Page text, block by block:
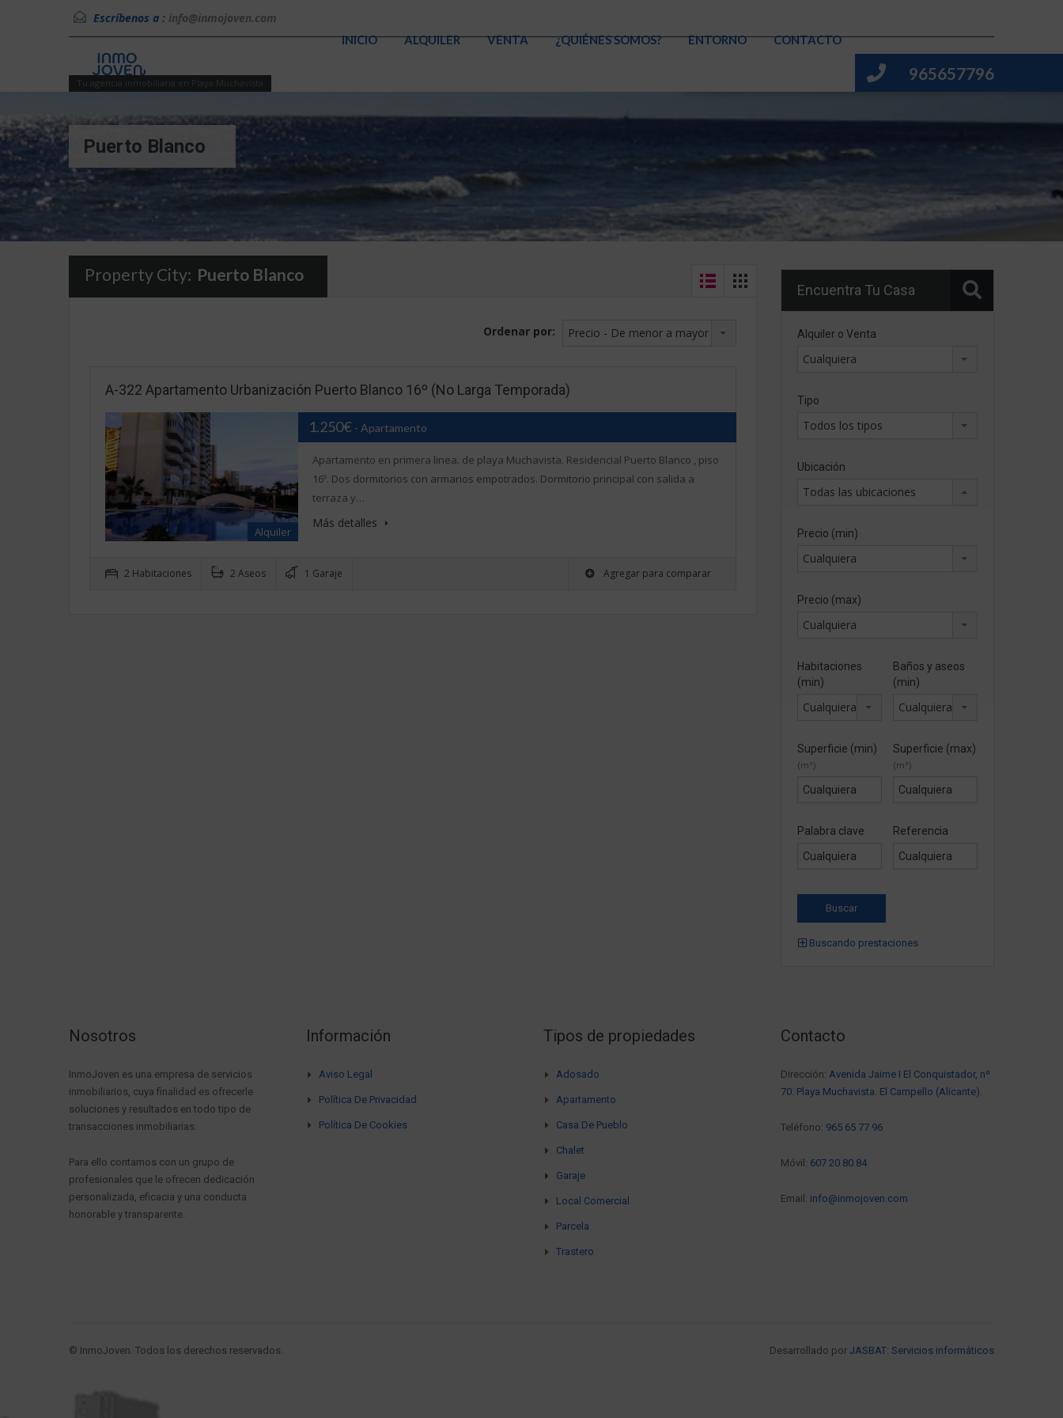
Escríbenos a : info@inmojoven.com
Tu agencia inmobiliaria en Playa Muchavista 965657796
INICIO ALQUILER VENTA ¿QUIÉNES SOMOS? ENTORNO CONTACTO
Puerto Blanco
Property City: Puerto Blanco
Ordenar por: Precio - De menor a mayor
A-322 Apartamento Urbanización Puerto Blanco 16º (No Larga Temporada)
Alquiler
1.250€ - Apartamento
Apartamento en primera linea. de playa Muchavista. Residencial Puerto Blanco , piso
16º. Dos dormitorios con armarios empotrados. Dormitorio principal con salida a
terraza y…
Más detalles
2 Habitaciones 2 Aseos 1 Garaje Agregar para comparar
Encuentra Tu Casa
Alquiler o Venta
Cualquiera
Tipo
Todos los tipos
Ubicación
Todas las ubicaciones
Precio (min)
Cualquiera
Precio (max)
Cualquiera
Habitaciones
(min)
Cualquiera
Baños y aseos
(min)
Cualquiera
Superficie (min)
(m²)
Superficie (max)
(m²)
Palabra clave Referencia
Buscando prestaciones
Nosotros
InmoJoven es una empresa de servicios
inmobiliarios, cuya finalidad es ofrecerle
soluciones y resultados en todo tipo de
transacciones inmobiliarias.
Para ello contamos con un grupo de
profesionales que le ofrecen dedicación
personalizada, eficacia y una conducta
honorable y transparente.
Información
Aviso Legal
Política De Privacidad
Política De Cookies
Tipos de propiedades
Adosado
Apartamento
Casa De Pueblo
Chalet
Garaje
Local Comercial
Parcela
Trastero
Contacto
Dirección: Avenida Jaime I El Conquistador, nº
70. Playa Muchavista. El Campello (Alicante).
Teléfono: 965 65 77 96
Móvil: 607 20 80 84
Email: info@inmojoven.com
© InmoJoven. Todos los derechos reservados. Desarrollado por JASBAT: Servicios informáticos